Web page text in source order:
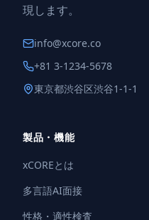
現します。
info@xcore.co
+81 3-1234-5678
東京都渋谷区渋谷1-1-1
製品・機能
xCOREとは
多言語AI面接
性格・適性検査